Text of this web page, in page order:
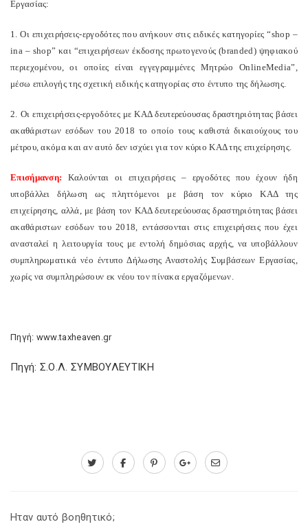
Εργασίας:
1. Οι επιχειρήσεις-εργοδότες που ανήκουν στις ειδικές κατηγορίες “shop –
ina– shop” και “επιχειρήσεων έκδοσης πρωτογενούς (branded) ψηφιακού
περιεχομένου, οι οποίες είναι εγγεγραμμένες ΜητρώοOnlineMedia”,
μέσω επιλογής της σχετική ειδικής κατηγορίας στο έντυπο της δήλωσης.
2. Οι επιχειρήσεις-εργοδότες με ΚΑΔ δευτερεύουσας δραστηριότητας βάσει
ακαθάριστων εσόδων του 2018 το οποίο τους καθιστά δικαιούχους του
μέτρου, ακόμα και αν αυτό δεν ισχύει για τον κύριο ΚΑΔ της επιχείρησης.
Επισήμανση: Καλούνται οι επιχειρήσεις – εργοδότες που έχουν ήδη
υποβάλλει δήλωση ως πληττόμενοι με βάση τον κύριο ΚΑΔ της
επιχείρησης, αλλά, με βάση τον ΚΑΔ δευτερεύουσας δραστηριότητας βάσει
ακαθάριστων εσόδων του 2018, εντάσσονται στις επιχειρήσεις που έχει
ανασταλεί η λειτουργία τους με εντολή δημόσιας αρχής, να υποβάλλουν
συμπληρωματικά νέο έντυπο Δήλωσης Αναστολής Συμβάσεων Εργασίας,
χωρίς να συμπληρώσουν εκ νέου τον πίνακα εργαζόμενων.
Πηγή: www.taxheaven.gr
Πηγή: Σ.Ο.Λ. ΣΥΜΒΟΥΛΕΥΤΙΚΗ
Ηταν αυτό βοηθητικό;